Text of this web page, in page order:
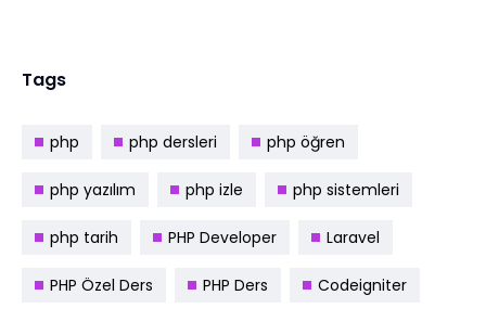
Tags
php php dersleri php öğren
php yazılım php izle php sistemleri
php tarih PHP Developer Laravel
PHP Özel Ders PHP Ders Codeigniter